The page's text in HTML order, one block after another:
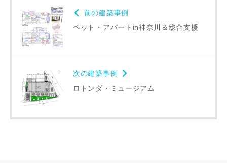
前の建築事例
ペット・アパートin神奈川＆総合支援
次の建築事例
ロトンダ・ミュージアム
町名
番地、建物名